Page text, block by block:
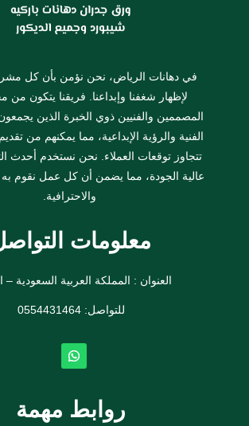
في دهانات الرياض، نحن نؤمن بأن كل
لإظهار شغفنا وإبداعنا. فريقنا يتكون
المصممين والفنيين ذوي الخبرة الذين
الفنية والرؤية الإبداعية، مما يمكنهم من
تتجاوز توقعات العملاء. نحن نستخدم أحدث
عالية الجودة، مما يضمن أن كل عمل نقوم
والاحترافية.
معلومات
العنوان : المملكة العربية السعودية –
للتواصل: ⁦0554431464
روابط مهمة